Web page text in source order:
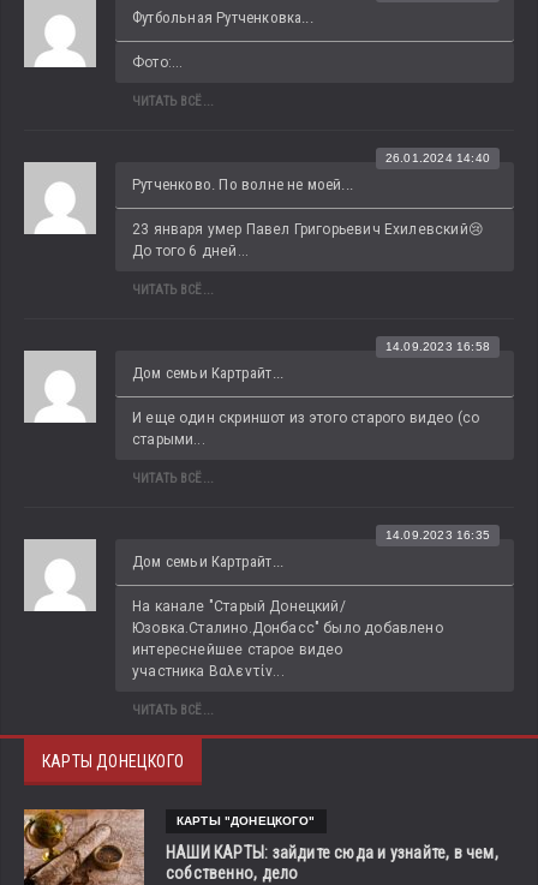
Футбольная Рутченковка...
Фото:...
ЧИТАТЬ ВСЁ...
Рутченково. По волне не моей...
26.01.2024 14:40
23 января умер Павел Григорьевич Ехилевский😢
До того 6 дней...
ЧИТАТЬ ВСЁ...
Дом семьи Картрайт...
14.09.2023 16:58
И еще один скриншот из этого старого видео (со
старыми...
ЧИТАТЬ ВСЁ...
Дом семьи Картрайт...
14.09.2023 16:35
На канале "Старый Донецкий/
Юзовка.Сталино.Донбасс" было добавлено
интереснейшее старое видео
участника Βαλεντίν...
ЧИТАТЬ ВСЁ...
КАРТЫ ДОНЕЦКОГО
КАРТЫ "ДОНЕЦКОГО"
НАШИ КАРТЫ: зайдите сюда и узнайте, в чем,
собственно, дело